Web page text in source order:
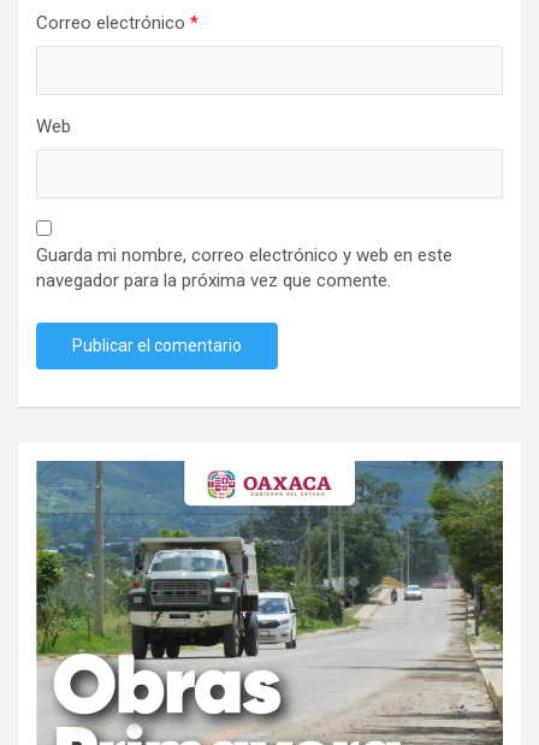
Correo electrónico *
Web
Guarda mi nombre, correo electrónico y web en este
navegador para la próxima vez que comente.